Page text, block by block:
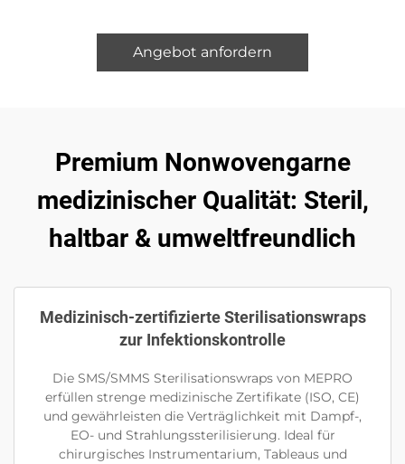
Angebot anfordern
Premium Nonwovengarne
medizinischer Qualität: Steril,
haltbar & umweltfreundlich
Medizinisch-zertifizierte Sterilisationswraps
zur Infektionskontrolle
Die SMS/SMMS Sterilisationswraps von MEPRO
erfüllen strenge medizinische Zertifikate (ISO, CE)
und gewährleisten die Verträglichkeit mit Dampf-,
EO- und Strahlungssterilisierung. Ideal für
chirurgisches Instrumentarium, Tableaus und